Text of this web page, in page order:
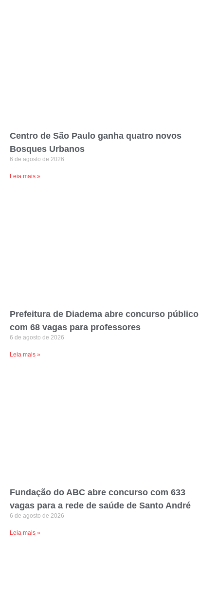
6 de agosto de 2026
Leia mais »
6 de agosto de 2026
Leia mais »
6 de agosto de 2026
Leia mais »